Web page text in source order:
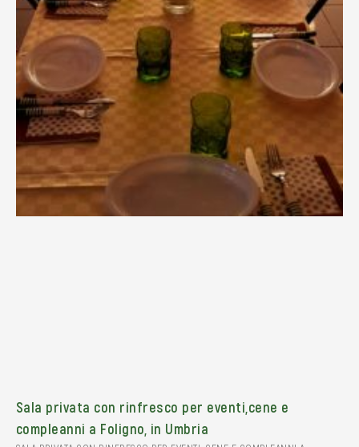
Sala privata con rinfresco per eventi,cene e
compleanni a Foligno, in Umbria